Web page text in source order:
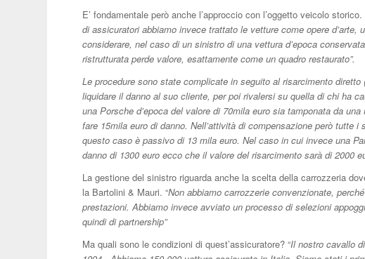
E’ fondamentale però anche l’approccio con l’oggetto veicolo
di assicuratori abbiamo invece trattato le vetture come opere
considerare, nel caso di un sinistro di una vettura d’epoca
ristrutturata perde valore, esattamente come un quadro restaurato”.
Le procedure sono state complicate in seguito al risarcimento
liquidare il danno al suo cliente, per poi rivalersi su quella di chi ha
una Porsche d’epoca del valore di 70mila euro sia tamponata da
fare 15mila euro di danno. Nell’attività di compensazione però tutte
questo caso è passivo di 13 mila euro. Nel caso in cui invece una
danno di 1300 euro ecco che il valore del risarcimento sarà di 2000
La gestione del sinistro riguarda anche la scelta della carrozzeria
la Bartolini & Mauri. “Non abbiamo carrozzerie convenzionate,
prestazioni. Abbiamo invece avviato un processo di selezioni
quindi di partnership”
Ma quali sono le condizioni di quest’assicuratore? “Il nostro cavallo